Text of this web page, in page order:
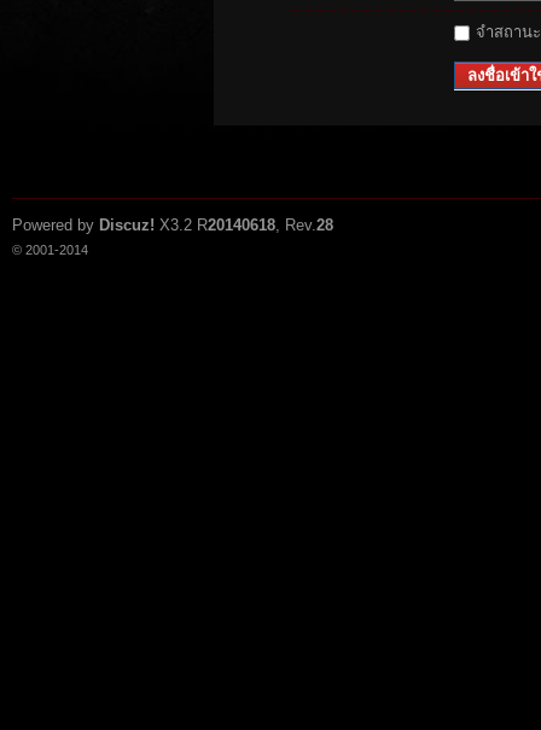
จำสถาน
ลงชื่อเข้าใ
Powered by Discuz! X3.2 R20140618, Rev.28
© 2001-2014